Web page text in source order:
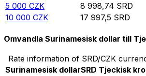
5 000 CZK 8 998,74 SRD
10 000 CZK 17 997,5 SRD
Omvandla Surinamesisk dollar till
Rate information of SRD/CZK
Surinamesisk dollarSRD Tjeckisk